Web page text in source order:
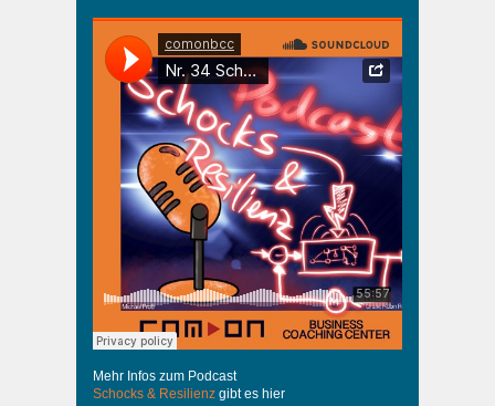
Mehr Infos zum Podcast
Schocks & Resilienz gibt es hier